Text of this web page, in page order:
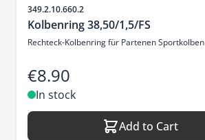
Sku
349.2.10.660.2
Kolbenring 38,50/1,5/FS
Rechteck-Kolbenring für Partenen Sportkolben
€8.90
In stock
Add to Cart